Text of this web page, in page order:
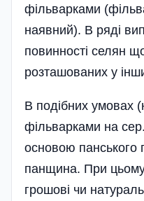
фільварками
наявний). В ряді
повинності селян
розташованих у
В подібних умовах
фільварками на
основою панського
панщина. При цьому
грошові чи